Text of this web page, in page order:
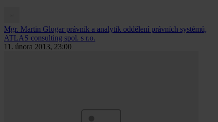
Mgr. Martin Glogar právník a analytik oddělení právních systémů,
ATLAS consulting spol. s r.o.
11. února 2013, 23:00